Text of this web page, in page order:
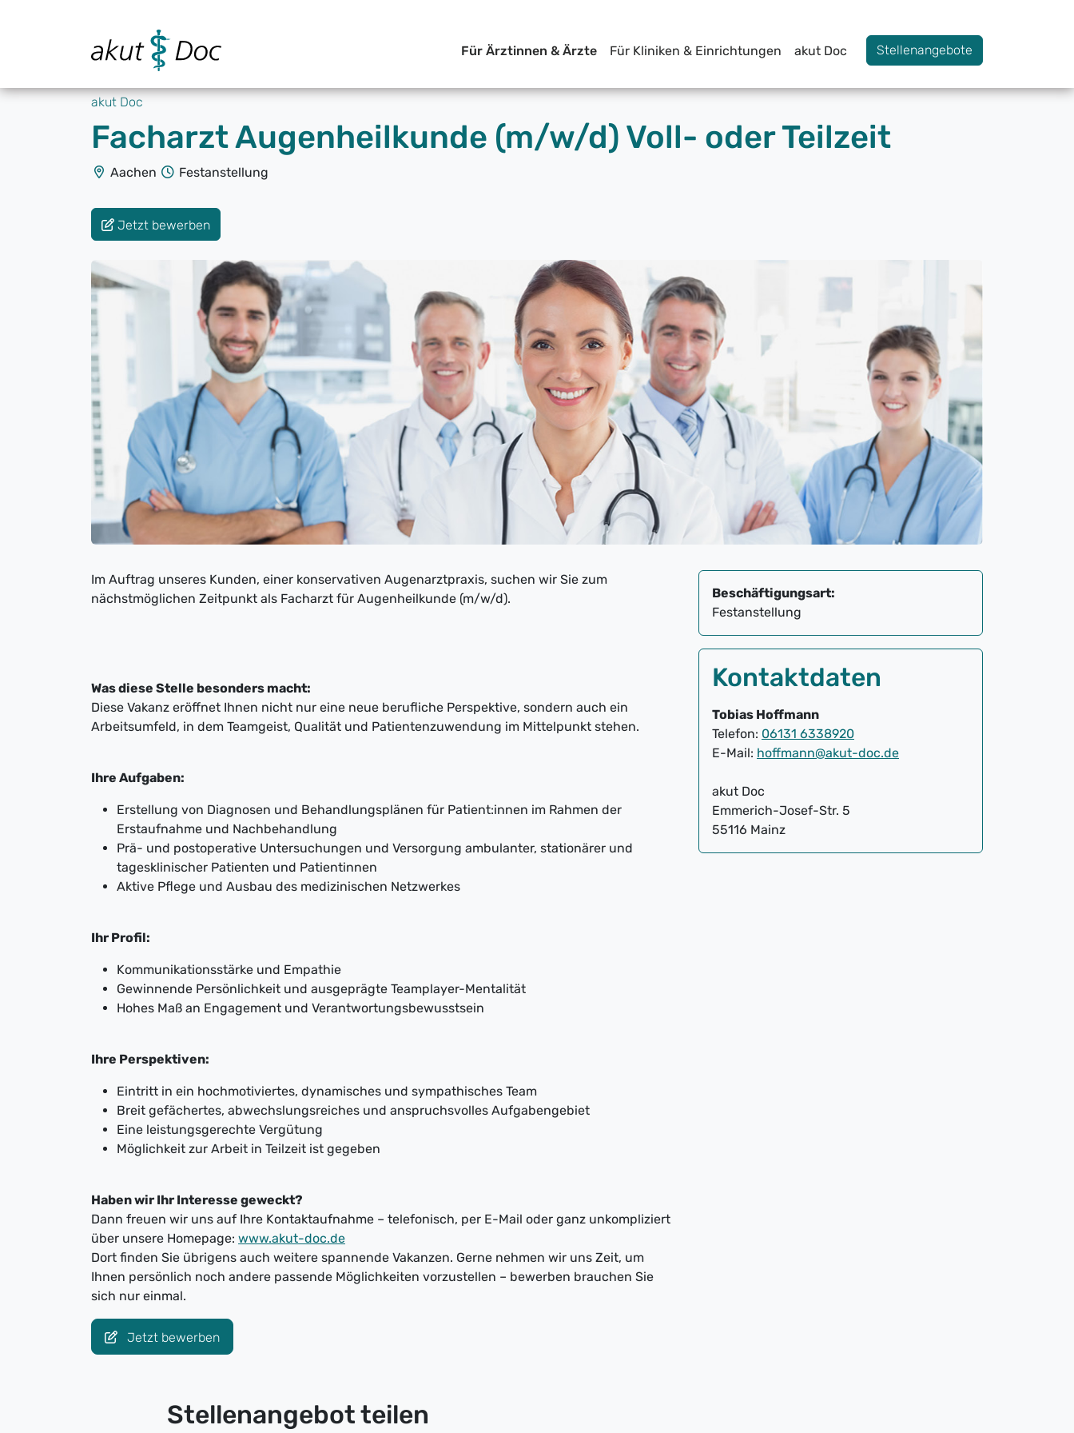
Für Ärztinnen & Ärzte Für Kliniken & Einrichtungen akut Doc Stellenangebote
akut Doc
Facharzt Augenheilkunde (m/w/d) Voll- oder Teilzeit
Aachen Festanstellung
Jetzt bewerben
Im Auftrag unseres Kunden, einer konservativen Augenarztpraxis, suchen wir Sie zum
nächstmöglichen Zeitpunkt als Facharzt für Augenheilkunde (m/w/d).
Was diese Stelle besonders macht:
Diese Vakanz eröffnet Ihnen nicht nur eine neue berufliche Perspektive, sondern auch ein
Arbeitsumfeld, in dem Teamgeist, Qualität und Patientenzuwendung im Mittelpunkt stehen.
Ihre Aufgaben:
Erstellung von Diagnosen und Behandlungsplänen für Patient:innen im Rahmen der
Erstaufnahme und Nachbehandlung
Prä- und postoperative Untersuchungen und Versorgung ambulanter, stationärer und
tagesklinischer Patienten und Patientinnen
Aktive Pflege und Ausbau des medizinischen Netzwerkes
Ihr Profil:
Kommunikationsstärke und Empathie
Gewinnende Persönlichkeit und ausgeprägte Teamplayer-Mentalität
Hohes Maß an Engagement und Verantwortungsbewusstsein
Ihre Perspektiven:
Eintritt in ein hochmotiviertes, dynamisches und sympathisches Team
Breit gefächertes, abwechslungsreiches und anspruchsvolles Aufgabengebiet
Eine leistungsgerechte Vergütung
Möglichkeit zur Arbeit in Teilzeit ist gegeben
Haben wir Ihr Interesse geweckt?
Dann freuen wir uns auf Ihre Kontaktaufnahme – telefonisch, per E-Mail oder ganz unkompliziert
über unsere Homepage: www.akut-doc.de
Dort finden Sie übrigens auch weitere spannende Vakanzen. Gerne nehmen wir uns Zeit, um
Ihnen persönlich noch andere passende Möglichkeiten vorzustellen – bewerben brauchen Sie
sich nur einmal.
Beschäftigungsart:
Festanstellung
Kontaktdaten
Tobias Hoffmann
Telefon: 06131 6338920
E-Mail: hoffmann@akut-doc.de
akut Doc
Emmerich-Josef-Str. 5
55116 Mainz
Jetzt bewerben
Stellenangebot teilen